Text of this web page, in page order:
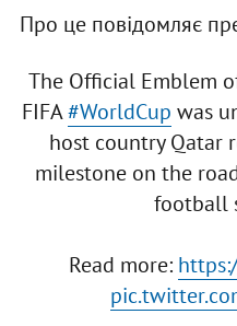
Про це повідомляє
The Official Emblem
FIFA#WorldCup was
host country Qatar
milestone on the
football
Read more: